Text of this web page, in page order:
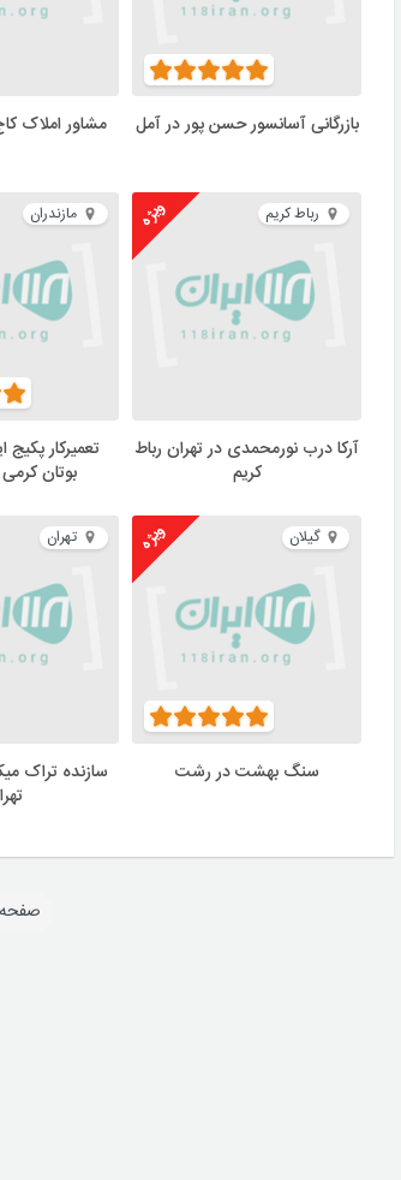
بازرگانی آسانسور حسن پور در آمل مشاور املاک
رباط کریم ویژه
آرکا درب نورمحمدی در تهران رباط
کریم
مازندران
تعمیرکار پکیج
بوتان
گیلان ویژه
سنگ بهشت در رشت
تهران
سازنده تراک
صفحه 1 از 795